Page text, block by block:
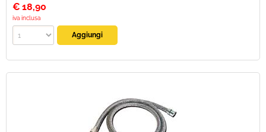
€ 18,90
iva inclusa